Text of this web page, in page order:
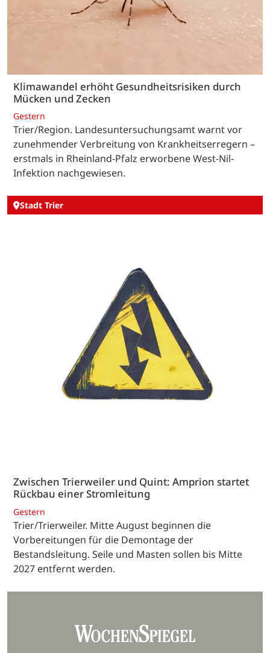
Klimawandel erhöht Gesundheitsrisiken durch
Mücken und Zecken
Gestern
Trier/Region. Landesuntersuchungsamt warnt vor
zunehmender Verbreitung von Krankheitserregern –
erstmals in Rheinland-Pfalz erworbene West-Nil-
Infektion nachgewiesen.
Stadt Trier
Zwischen Trierweiler und Quint: Amprion startet
Rückbau einer Stromleitung
Gestern
Trier/Trierweiler. Mitte August beginnen die
Vorbereitungen für die Demontage der
Bestandsleitung. Seile und Masten sollen bis Mitte
2027 entfernt werden.